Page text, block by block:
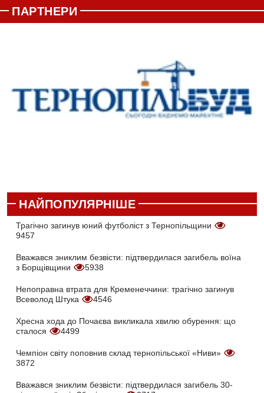
ПАРТНЕРИ
НАЙПОПУЛЯРНІШЕ
Трагічно загинув юний футболіст з Тернопільщини
9457
Вважався зниклим безвісти: підтвердилася загибель воїна
з Борщівщини
5938
Непоправна втрата для Кременеччини: трагічно загинув
Всеволод Штука
4546
Хресна хода до Почаєва викликала хвилю обурення: що
сталося
4499
Чемпіон світу поповнив склад тернопільської «Ниви»
3872
Вважався зниклим безвісти: підтвердилася загибель 30-